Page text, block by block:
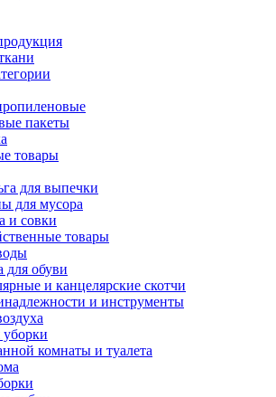
пакеты
товары
для выпечки
для мусора
и совки
товары
для обуви
и канцелярские скотчи
и инструменты
комнаты и туалета